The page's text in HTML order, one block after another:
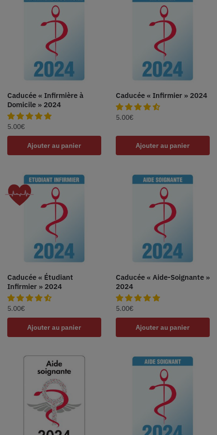
Caducée « Infirmière à
Domicile » 2024
5.00€
Ajouter au panier
Caducée « Infirmier » 2024
5.00€
Ajouter au panier
Caducée « Étudiant
Infirmier » 2024
5.00€
Ajouter au panier
Caducée « Aide-Soignante »
2024
5.00€
Ajouter au panier